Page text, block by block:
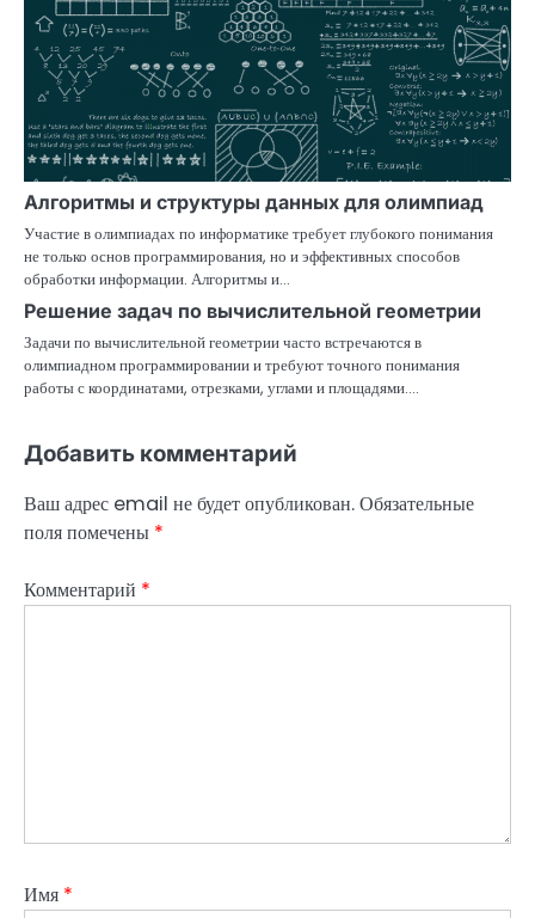
и
с
я
м
Алгоритмы и структуры данных для олимпиад
Участие в олимпиадах по информатике требует глубокого понимания
не только основ программирования, но и эффективных способов
обработки информации. Алгоритмы и…
Решение задач по вычислительной геометрии
Задачи по вычислительной геометрии часто встречаются в
олимпиадном программировании и требуют точного понимания
работы с координатами, отрезками, углами и площадями.…
Добавить комментарий
Ваш адрес email не будет опубликован.Обязательные
поля помечены *
Комментарий *
Имя *